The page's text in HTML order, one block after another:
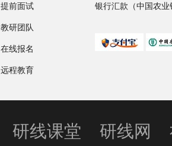
提前面试
教研团队
在线报名
远程教育
银行汇款（中国农业
研线课堂 研线网